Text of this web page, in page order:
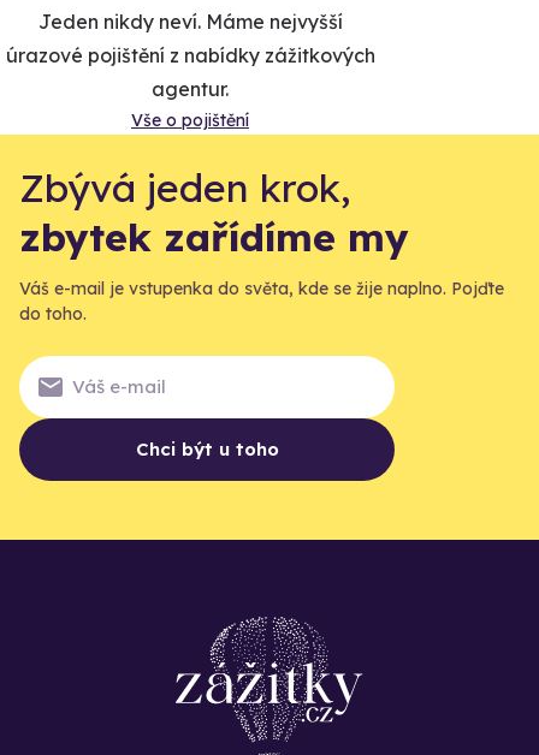
Jeden nikdy neví. Máme nejvyšší
úrazové pojištění z nabídky zážitkových
agentur.
Vše o pojištění
Zbývá jeden krok,
zbytek zařídíme my
Váš e-mail je vstupenka do světa, kde se žije naplno. Pojďte
do toho.
Chci být u toho